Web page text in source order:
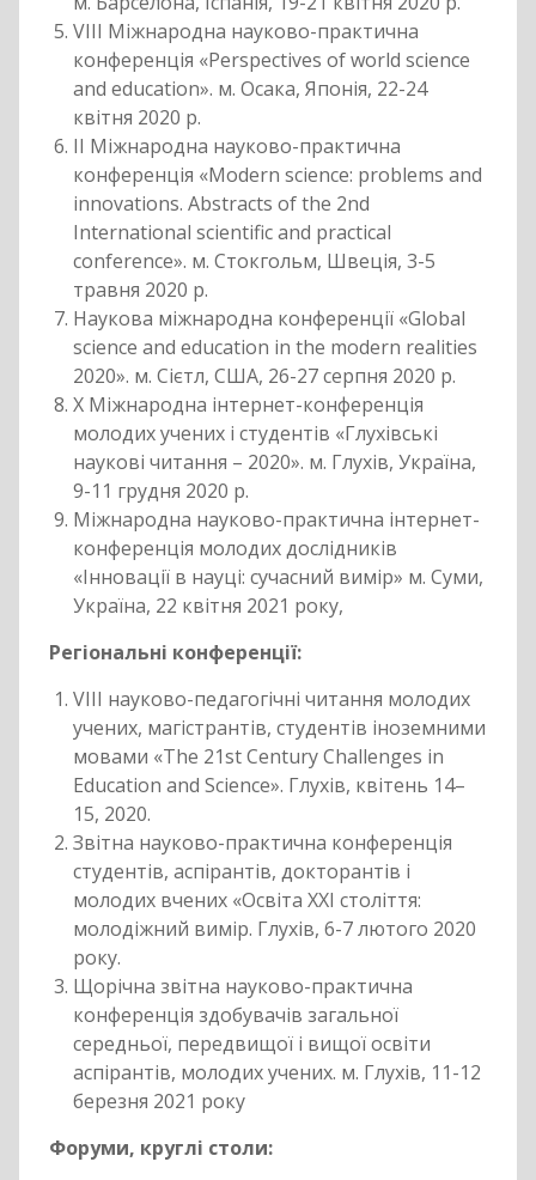
VIII Міжнародна науково-практична
конференція «Perspectives of world science
and education». м. Осака, Японія, 22-24
квітня 2020 р.
ІІ Міжнародна науково-практична
конференція «Modern science: problems and
innovations. Abstracts of the 2nd
International scientific and practical
conference». м. Стокгольм, Швеція, 3-5
травня 2020 р.
Наукова міжнародна конференції «Global
science and education in the modern realities
2020». м. Сієтл, США, 26-27 серпня 2020 р.
Х Міжнародна інтернет-конференція
молодих учених і студентів «Глухівські
наукові читання – 2020». м. Глухів, Україна,
9-11 грудня 2020 р.
Міжнародна науково-практична інтернет-
конференція молодих дослідників
«Інновації в науці: сучасний вимір» м. Суми,
Україна, 22 квітня 2021 року,
Регіональні конференції:
VIІI науково-педагогічні читання молодих
учених, магістрантів, студентів іноземними
мовами «The 21st Century Challenges in
Education and Science». Глухів, квітень 14–
15, 2020.
Звітна науково-практична конференція
студентів, аспірантів, докторантів і
молодих вчених «Освіта XXI століття:
молодіжний вимір. Глухів, 6-7 лютого 2020
року.
Щорічна звітна науково-практична
конференція здобувачів загальної
середньої, передвищої і вищої освіти
аспірантів, молодих учених. м. Глухів, 11-12
березня 2021 року
Форуми, круглі столи: